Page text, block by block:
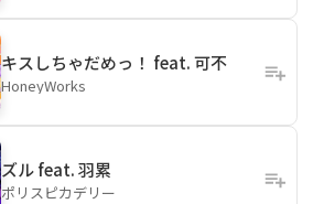
キスしちゃだめっ！ feat. 可不
HoneyWorks
ズル feat. 羽累
ポリスピカデリー